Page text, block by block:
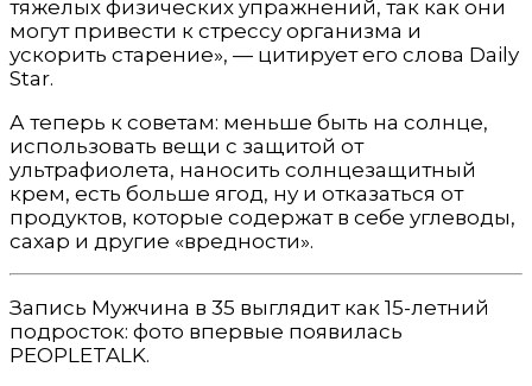
тяжелых физических упражнений, так как они
могут привести к стрессу организма и
ускорить старение», — цитирует его слова Daily
Star.
А теперь к советам: меньше быть на солнце,
использовать вещи с защитой от
ультрафиолета, наносить солнцезащитный
крем, есть больше ягод, ну и отказаться от
продуктов, которые содержат в себе углеводы,
сахар и другие «вредности».
Запись Мужчина в 35 выглядит как 15-летний
подросток: фото впервые появилась
PEOPLETALK.